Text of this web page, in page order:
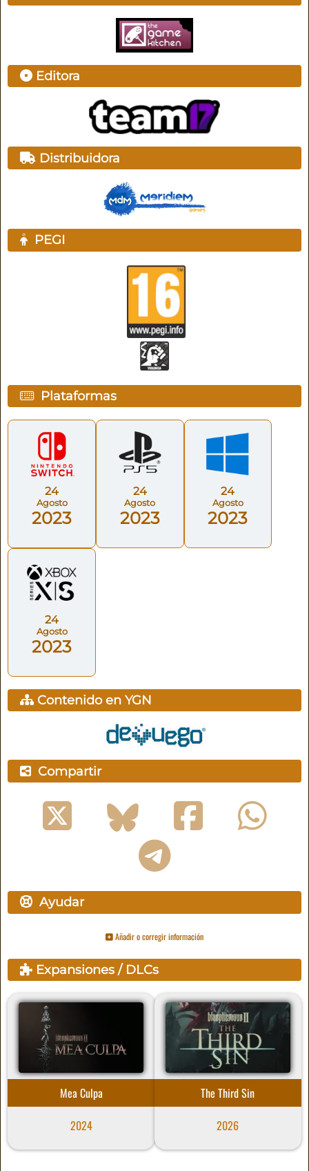
Editora
Distribuidora
PEGI
Plataformas
24
Agosto
2023
24
Agosto
2023
24
Agosto
2023
24
Agosto
2023
Contenido en YGN
Compartir
Ayudar
Añadir o corregir información
Expansiones / DLCs
Mea Culpa
2024
The Third Sin
2026